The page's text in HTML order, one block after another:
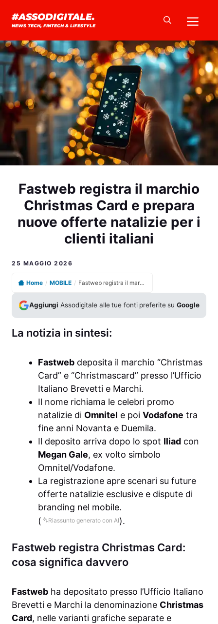
#ASSODIGITALE.
NEWS TECH, FINTECH & LIFESTYLE
Fastweb registra il marchio
Christmas Card e prepara
nuove offerte natalizie per i
clienti italiani
25 MAGGIO 2026
Home / MOBILE / Fastweb registra il marchio Christmas Card e prepara nuove offerte natalizie per i clienti italiani
Aggiungi Assodigitale alle tue fonti preferite suGoogle
La notizia in sintesi:
Fastweb deposita il marchio “Christmas
Card” e “Christmascard” presso l’Ufficio
Italiano Brevetti e Marchi.
Il nome richiama le celebri promo
natalizie di Omnitel e poi Vodafone tra
fine anni Novanta e Duemila.
Il deposito arriva dopo lo spot Iliad con
Megan Gale, ex volto simbolo
Omnitel/Vodafone.
La registrazione apre scenari su future
offerte natalizie esclusive e dispute di
branding nel mobile.
(
Riassunto generato con AI).
Fastweb registra Christmas Card:
cosa significa davvero
Fastweb ha depositato presso l’Ufficio Italiano
Brevetti e Marchi la denominazione Christmas
Card, nelle varianti grafiche separate e